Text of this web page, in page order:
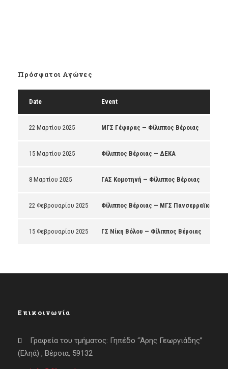
Πρόσφατοι Αγώνες
Date Event
22 Μαρτίου 2025 ΜΓΣ Γέφυρας — Φίλιππος Βέροιας
15 Μαρτίου 2025 Φίλιππος Βέροιας — ΔΕΚΑ
8 Μαρτίου 2025 ΓΑΣ Κομοτηνή — Φίλιππος Βέροιας
22 Φεβρουαρίου 2025 Φίλιππος Βέροιας — ΜΓΣ Πανσερραϊκός
15 Φεβρουαρίου 2025 ΓΣ Νίκη Βόλου — Φίλιππος Βέροιας
Επικοινωνία
Γραφεία του τμήματος: Γηπέδο “Άρης Γεωργιάδης”
(Εληά) , Βέροια, 59132